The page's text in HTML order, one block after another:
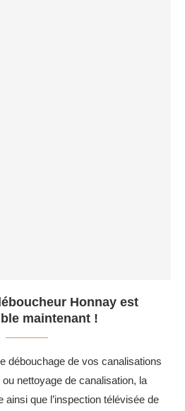
Honnay est
maintenant !
débouchage de vos canalisations
nettoyage de canalisation, la
ainsi que l’inspection télévisée de